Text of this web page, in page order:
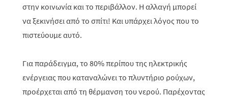
στην κοινωνία και το περιβάλλον. Η αλλαγή μπορεί
να ξεκινήσει από το σπίτι! Και υπάρχει λόγος που το
πιστεύουμε αυτό.
Για παράδειγμα, το 80% περίπου της ηλεκτρικής
ενέργειας που καταναλώνει το πλυντήριο ρούχων,
προέρχεται από τη θέρμανση του νερού. Παρέχοντας